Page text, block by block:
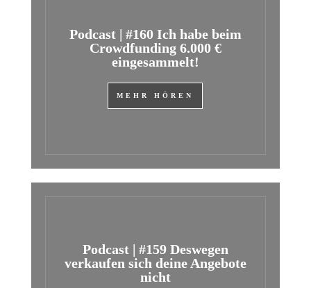
Podcast | #160 Ich habe beim
Crowdfunding 6.000 €
eingesammelt!
MEHR HÖREN
Podcast | #159 Deswegen
verkaufen sich deine Angebote
nicht